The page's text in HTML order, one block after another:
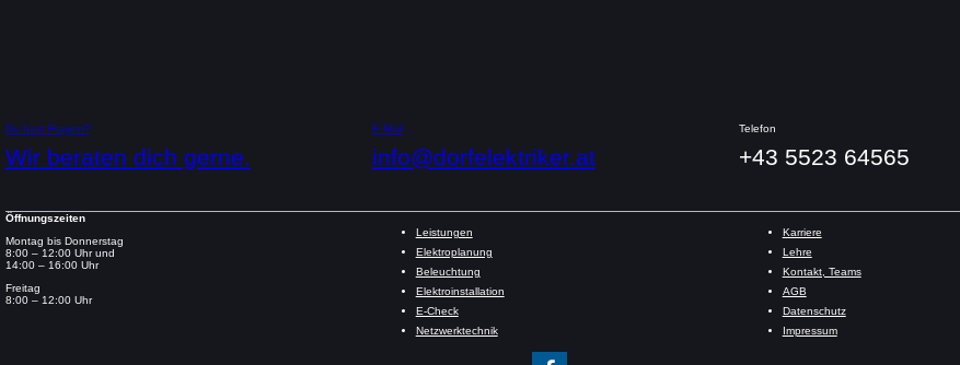
Du hast Fragen?
Wir beraten dich gerne.
E-Mail
info@dorfelektriker.at
Telefon
+43 5523 64565
Öffnungszeiten
Montag bis Donnerstag
8:00 – 12:00 Uhr und
14:00 – 16:00 Uhr
Freitag
8:00 – 12:00 Uhr
Leistungen
Elektroplanung
Beleuchtung
Elektroinstallation
E-Check
Netzwerktechnik
Karriere
Lehre
Kontakt, Teams
AGB
Datenschutz
Impressum